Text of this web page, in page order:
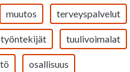
muutos terveyspalvelut
työntekijät tuulivoimalat
osallisuus